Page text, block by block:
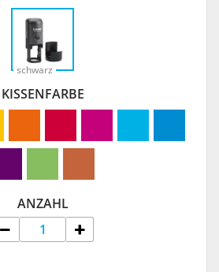
schwarz
KISSENFARBE
ANZAHL